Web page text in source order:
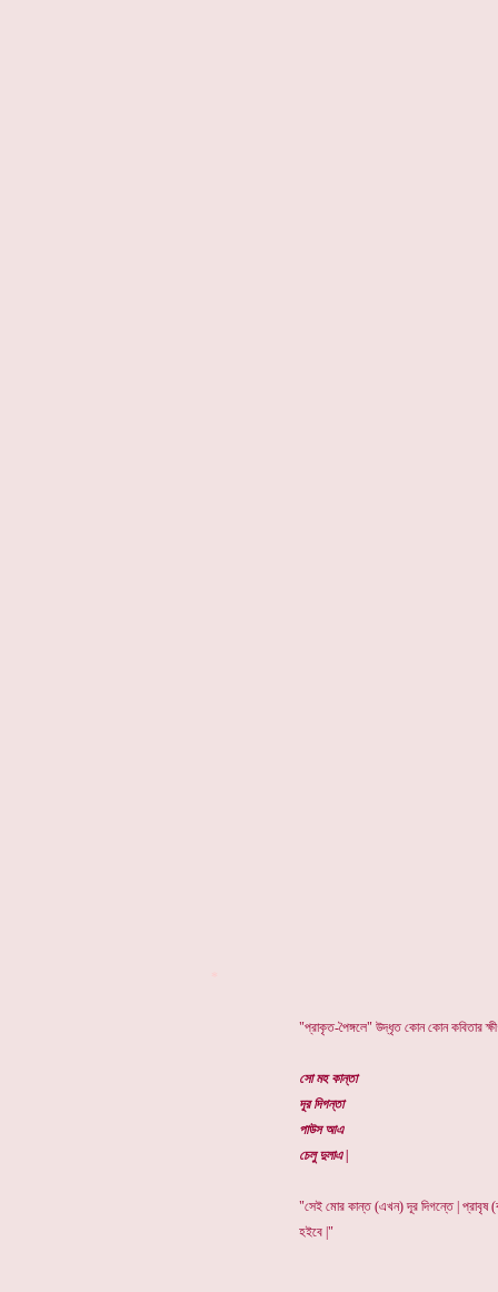
"প্রাকৃত-পৈঙ্গলে" উদ্ধৃত কোন কোন কবিতার
সো মহ কান্তা
দূর দিগন্তা
পাউস আএ
চেলু দুলাএ |
"সেই মোর কান্ত (এখন) দূর দিগন্তে | প্রাবৃষ
হইবে | "